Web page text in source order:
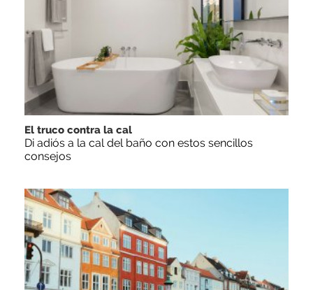
El truco contra la cal
Di adiós a la cal del baño con estos sencillos
consejos